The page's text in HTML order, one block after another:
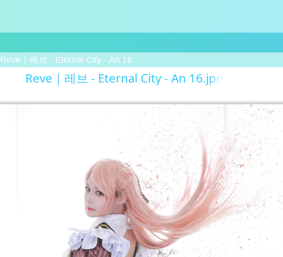
Reve｜레브 - Eternal City - An 16
Reve｜레브 - Eternal City - An 16.jpg